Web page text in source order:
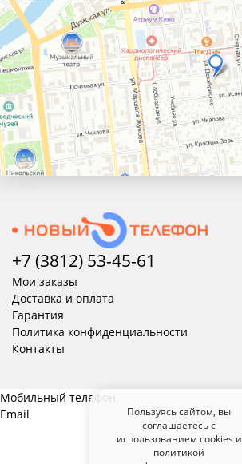
+7 (3812) 53-45-61
Мои заказы
Доставка и оплата
Гарантия
Политика конфиденциальности
Контакты
Пользуясь сайтом, вы
соглашаетесь с
использованием cookies и
политикой
Мобильный телефон
Email